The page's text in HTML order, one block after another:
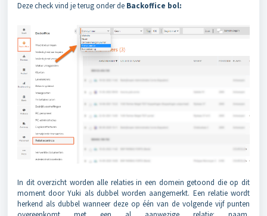
Deze check vind je terug onder de Backoffice bol:
In dit overzicht worden alle relaties in een domein getoond die op dit
moment door Yuki als dubbel worden aangemerkt. Een relatie wordt
herkend als dubbel wanneer deze op één van de volgende vijf punten